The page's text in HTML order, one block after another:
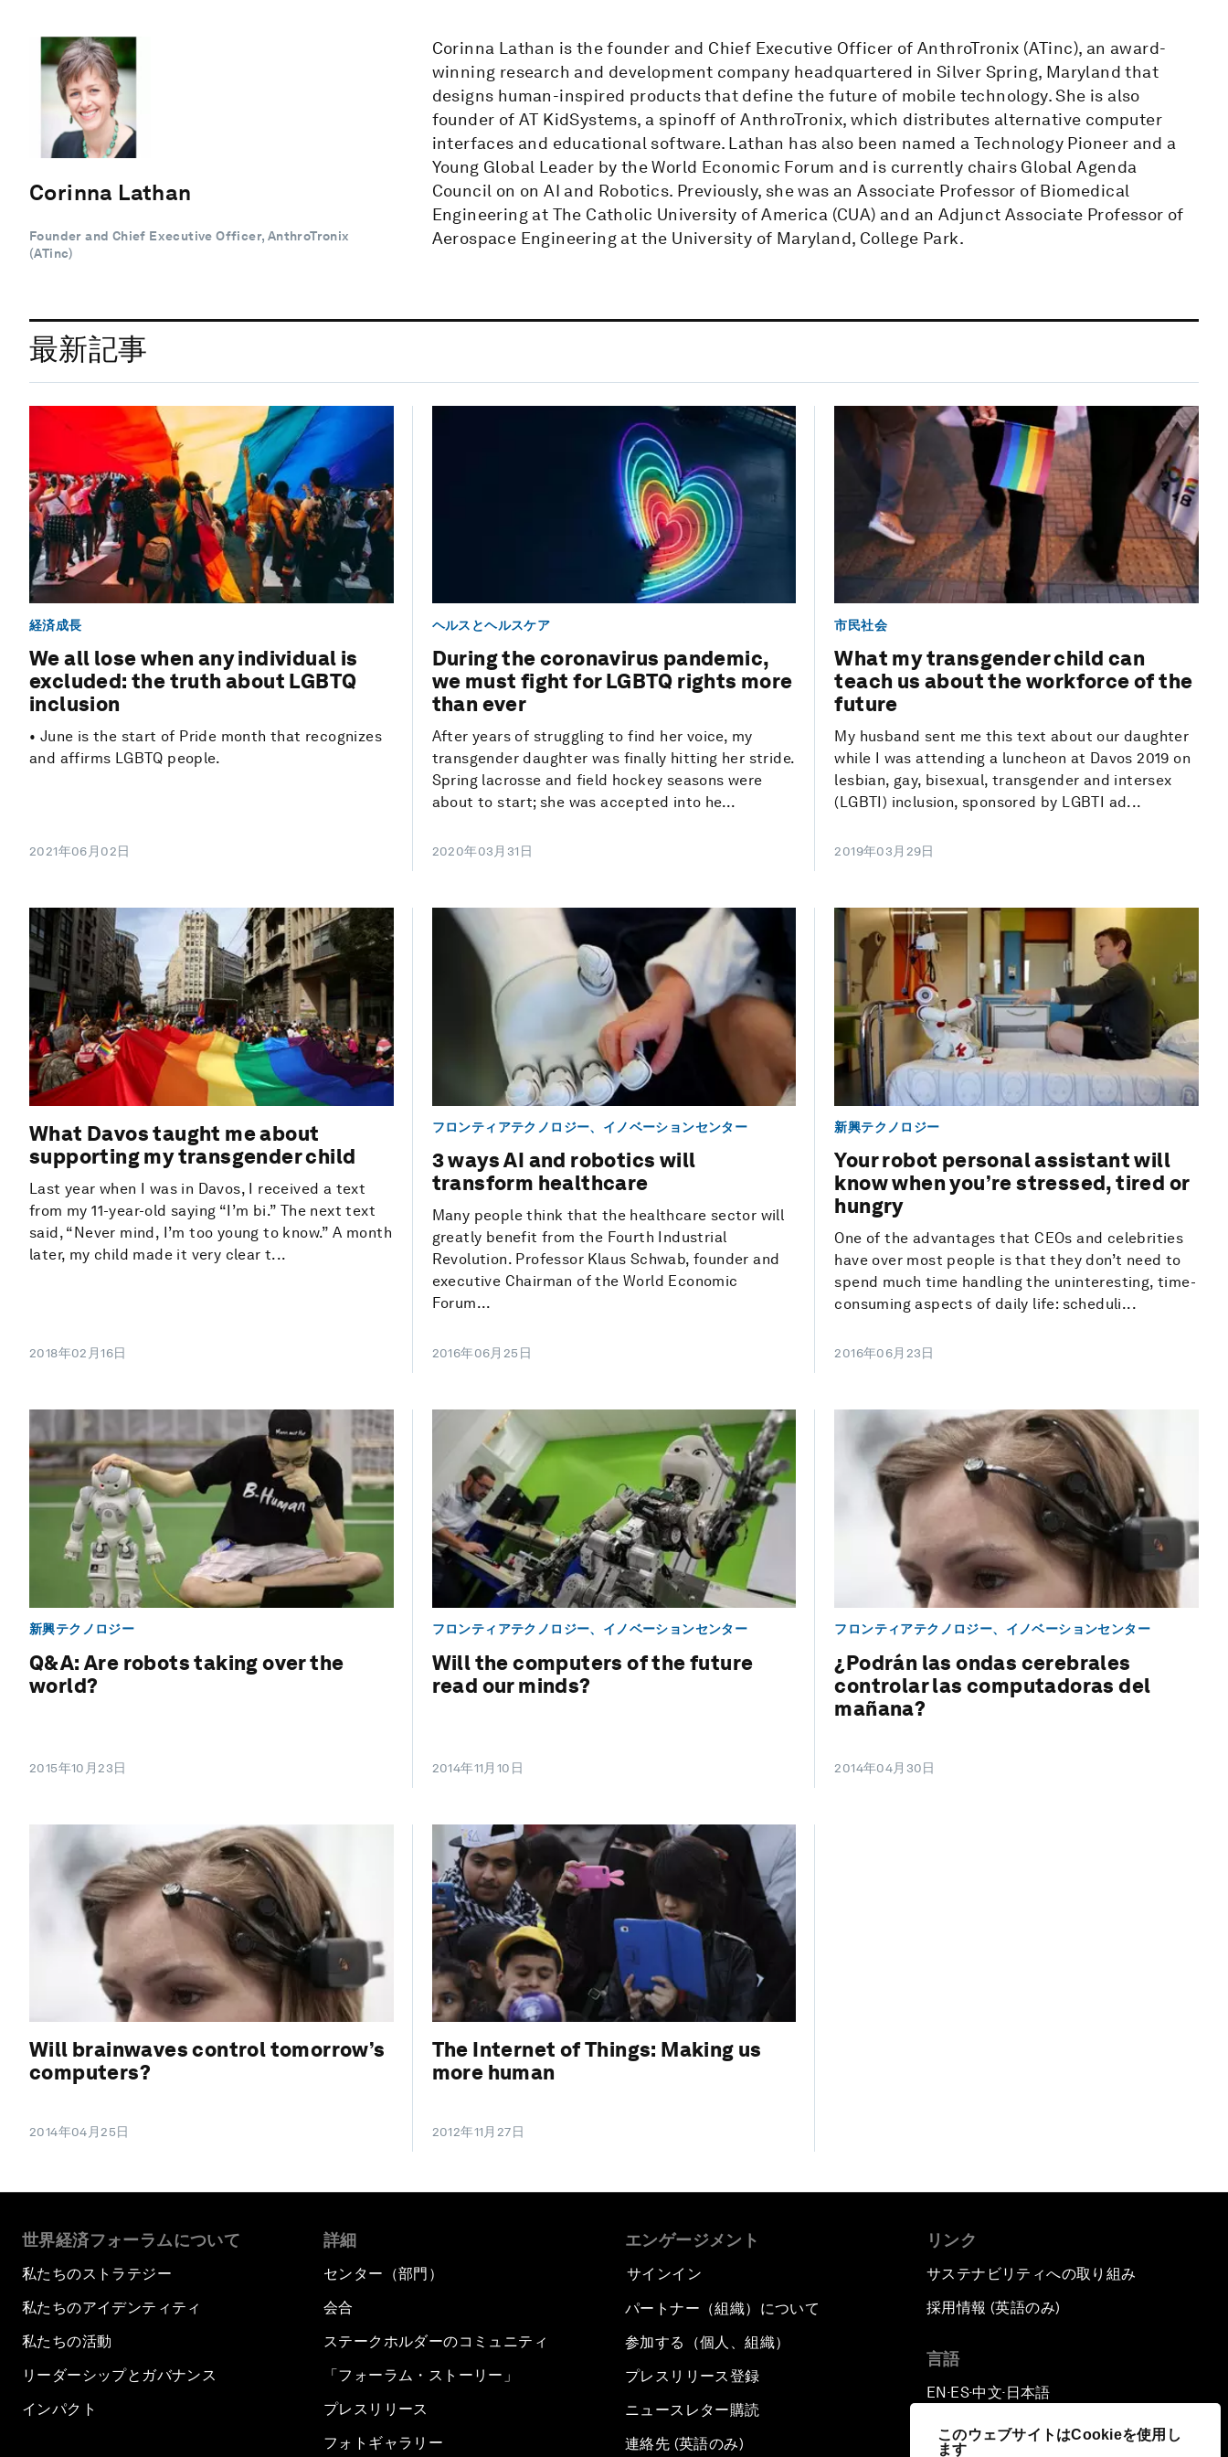
このウェブサイトはCookieを使用し
ます
Corinna Lathan
Founder and Chief Executive Officer, AnthroTronix
(ATinc)
Corinna Lathan is the founder and Chief Executive Officer of AnthroTronix (ATinc), an award-
winning research and development company headquartered in Silver Spring, Maryland that
designs human-inspired products that define the future of mobile technology. She is also
founder of AT KidSystems, a spinoff of AnthroTronix, which distributes alternative computer
interfaces and educational software. Lathan has also been named a Technology Pioneer and a
Young Global Leader by the World Economic Forum and is currently chairs Global Agenda
Council on on AI and Robotics. Previously, she was an Associate Professor of Biomedical
Engineering at The Catholic University of America (CUA) and an Adjunct Associate Professor of
Aerospace Engineering at the University of Maryland, College Park.
最新記事
経済成長
We all lose when any individual is
excluded: the truth about LGBTQ
inclusion
• June is the start of Pride month that recognizes
and affirms LGBTQ people.
2021年06月02日
ヘルスとヘルスケア
During the coronavirus pandemic,
we must fight for LGBTQ rights more
than ever
After years of struggling to find her voice, my
transgender daughter was finally hitting her stride.
Spring lacrosse and field hockey seasons were
about to start; she was accepted into he...
2020年03月31日
市民社会
What my transgender child can
teach us about the workforce of the
future
My husband sent me this text about our daughter
while I was attending a luncheon at Davos 2019 on
lesbian, gay, bisexual, transgender and intersex
(LGBTI) inclusion, sponsored by LGBTI ad...
2019年03月29日
What Davos taught me about
supporting my transgender child
Last year when I was in Davos, I received a text
from my 11-year-old saying “I’m bi.” The next text
said, “Never mind, I’m too young to know.” A month
later, my child made it very clear t...
2018年02月16日
フロンティアテクノロジー、イノベーションセンター
3 ways AI and robotics will
transform healthcare
Many people think that the healthcare sector will
greatly benefit from the Fourth Industrial
Revolution. Professor Klaus Schwab, founder and
executive Chairman of the World Economic
Forum...
2016年06月25日
新興テクノロジー
Your robot personal assistant will
know when you’re stressed, tired or
hungry
One of the advantages that CEOs and celebrities
have over most people is that they don’t need to
spend much time handling the uninteresting, time-
consuming aspects of daily life: scheduli...
2016年06月23日
新興テクノロジー
Q&A: Are robots taking over the
world?
2015年10月23日
フロンティアテクノロジー、イノベーションセンター
Will the computers of the future
read our minds?
2014年11月10日
フロンティアテクノロジー、イノベーションセンター
¿Podrán las ondas cerebrales
controlar las computadoras del
mañana?
2014年04月30日
Will brainwaves control tomorrow’s
computers?
2014年04月25日
The Internet of Things: Making us
more human
2012年11月27日
世界経済フォーラムについて
私たちのストラテジー
私たちのアイデンティティ
私たちの活動
リーダーシップとガバナンス
インパクト
詳細
センター（部門）
会合
ステークホルダーのコミュニティ
「フォーラム・ストーリー」
プレスリリース
フォトギャラリー
エンゲージメント
サインイン
パートナー（組織）について
参加する（個人、組織）
プレスリリース登録
ニュースレター購読
連絡先 (英語のみ)
リンク
サステナビリティへの取り組み
採用情報 (英語のみ)
言語
EN ▪ ES▪中文▪ 日本語